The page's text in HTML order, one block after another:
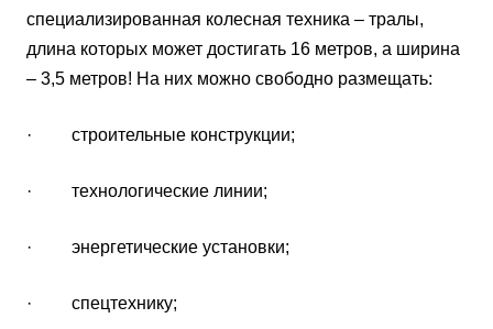
специализированная колесная техника – тралы,
длина которых может достигать 16 метров, а ширина
– 3,5 метров! На них можно свободно размещать:
· строительные конструкции;
· технологические линии;
· энергетические установки;
· спецтехнику;